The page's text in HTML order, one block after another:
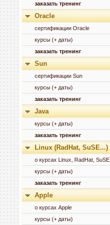
заказать тренинг
Oracle
сертификации Oracle
курсы (+ даты)
заказать тренинг
Sun
сертификации Sun
курсы (+ даты)
заказать тренинг
Java
курсы (+ даты)
заказать тренинг
Linux (RadHat, SuSE...)
о курсах Linux, RadHat, SuSE
курсы (+ даты)
заказать тренинг
Apple
о курсах Apple
курсы (+ даты)